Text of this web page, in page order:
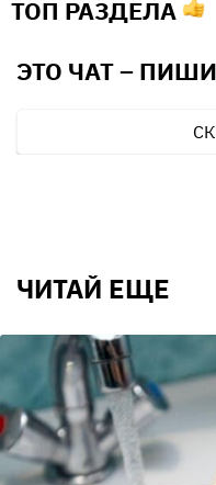
ТОП РАЗДЕЛА
ЭТО ЧАТ –
ЧИТАЙ ЕЩЕ